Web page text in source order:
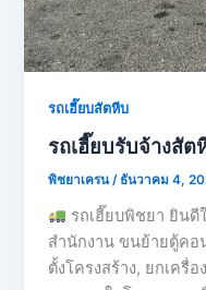
รถเฮี๊ยบสัตหีบ
รถเฮี๊ยบรับจ้างสั
พิชยาเครน/ ธันวาคม 4,
รถเฮี๊ยบพิชยา ยินดี
สำนักงาน ขนย้ายตู้คอ
ตั้งโครงสร้าง, ยกเครื่